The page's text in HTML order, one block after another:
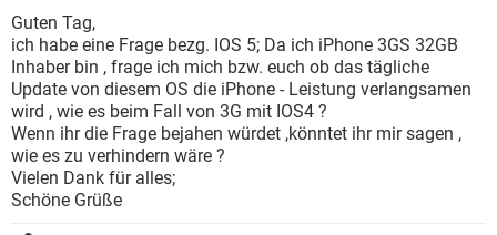
FACEBOOK
WHATSAPP TIKTOK
FACEBOOK HARDWARE
ANDROID
WINDOWS 10 INSTAGRAM
WHATSAPP TIKTOK
FACEBOOK HARDWARE
Guten Tag,
ich habe eine Frage bezg. IOS 5; Da ich iPhone 3GS 32GB
Inhaber bin , frage ich mich bzw. euch ob das tägliche
Update von diesem OS die iPhone - Leistung verlangsamen
wird , wie es beim Fall von 3G mit IOS4 ?
Wenn ihr die Frage bejahen würdet ,könntet ihr mir sagen ,
wie es zu verhindern wäre ?
Vielen Dank für alles;
Schöne Grüße